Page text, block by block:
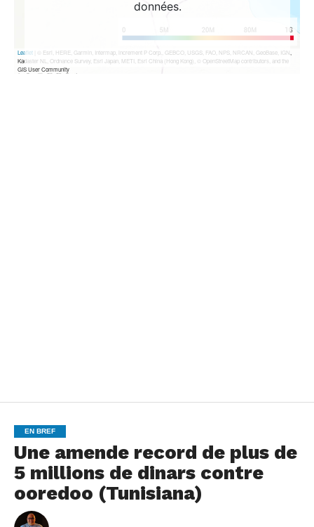
EN BREF
Une amende record de plus de
5 millions de dinars contre
ooredoo (Tunisiana)